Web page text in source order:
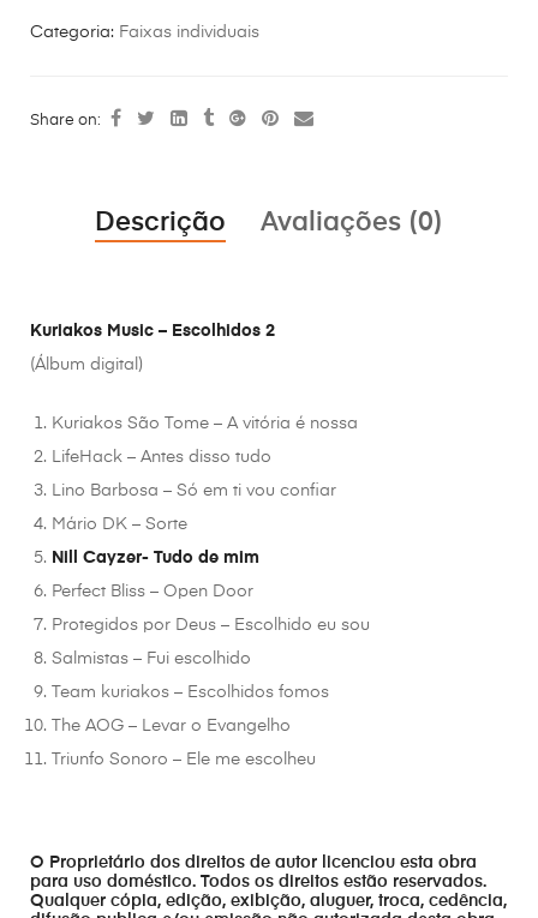
Categoria: Faixas individuais
Share on:
Descrição Avaliações (0)
Kuriakos Music – Escolhidos 2
(Álbum digital)
Kuriakos São Tome – A vitória é nossa
LifeHack – Antes disso tudo
Lino Barbosa – Só em ti vou confiar
Mário DK – Sorte
Nill Cayzer- Tudo de mim
Perfect Bliss – Open Door
Protegidos por Deus – Escolhido eu sou
Salmistas – Fui escolhido
Team kuriakos – Escolhidos fomos
The AOG – Levar o Evangelho
Triunfo Sonoro – Ele me escolheu
O Proprietário dos direitos de autor licenciou esta obra
para uso doméstico. Todos os direitos estão reservados.
Qualquer cópia, edição, exibição, aluguer, troca, cedência,